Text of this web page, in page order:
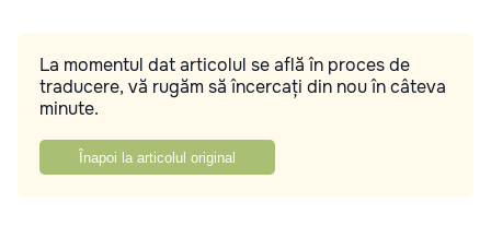
La momentul dat articolul se află în proces de
traducere, vă rugăm să încercați din nou în câteva
minute.
Înapoi la articolul original